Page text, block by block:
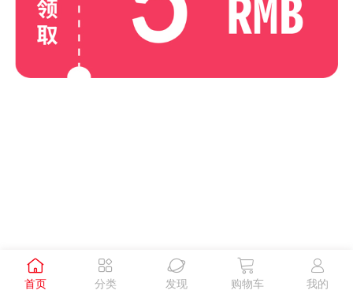

首页

分类

发现

购物车

我的